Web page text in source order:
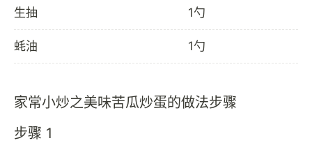
生抽 1勺
蚝油 1勺
家常小炒之美味苦瓜炒蛋的做法步骤
步骤 1